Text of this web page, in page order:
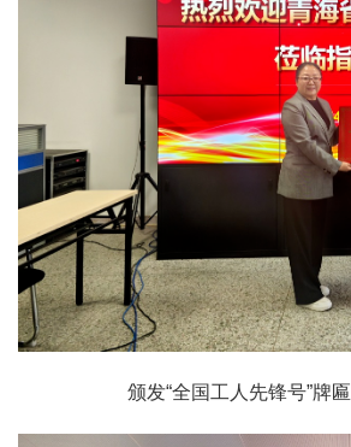
颁发“全国工人先锋号”牌匾